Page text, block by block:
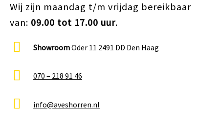
Wij zijn maandag t/m vrijdag bereikbaar
van: 09.00 tot 17.00 uur.
ShowroomOder 11 2491 DD Den Haag
070 – 218 91 46
info@aveshorren.nl